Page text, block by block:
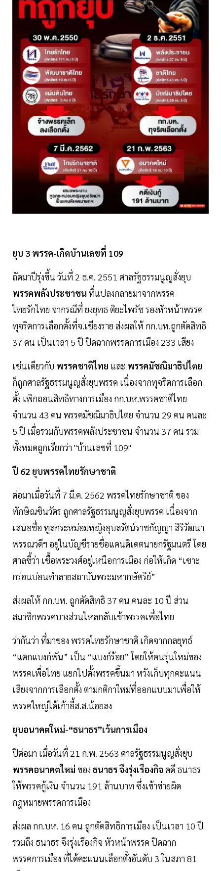
ยุบ 3 พรรค-เกิดบ้านเลขที่ 109
ถัดมาปีรุ่งขึ้น วันที่ 2 ธ.ค. 2551 ศาลรัฐธรรมนูญสั่งยุบ
พรรคพลังประชาชน ที่แปลงกลายมาจากพรรค
ไทยรักไทย จากรณีที่ ยงยุทธ ติยะไพรัช รองหัวหน้าพรรค
ทุจริตการเลือกตั้งที่จ.เชียงราย ส่งผลให้ กก.บห.ถูกตัดสิทธิ
37 คน เป็นเวลา 5 ปี ปิดฉากพรรคการเมือง 233 เสียง
เช่นเดียวกับ พรรคชาติไทย และ พรรคมัชฌิมาธิปไตย
ก็ถูกศาลรัฐธรรมนูญสั่งยุบพรรค เนื่องจากทุจริตการเลือก
ตั้ง เพิกถอนสิทธิทางการเมือง กก.บห.พรรคชาติไทย
จำนวน 43 คน พรรคมัชฌิมาธิปไตย จำนวน 29 คน คนละ
5 ปี เมื่อรวมกับพรรคพลังประชาชน จำนวน 37 คน รวม
ทั้งหมดถูกเรียกว่า "บ้านเลขที่ 109"
ปี 62 ยุบพรรคไทยรักษาชาติ
ต่อมาเมื่อวันที่ 7 มี.ค. 2562 พรรคไทยรักษาชาติ ของ
ทักษิณชินวัตร ถูกศาลรัฐธรรมนูญสั่งยุบพรรค เนื่องจาก
เสนอชื่อ ทูลกระหม่อมหญิงอุบลรัตน์ราชกัญญา สิริวัฒนา
พรรณวดีฯ อยู่ในบัญชีรายชื่อแคนดิเดตนายกรัฐมนตรี โดย
ศาลชี้ว่า เชื้อพระวงศ์อยู่เหนือการเมือง ก่อให้เกิด “เซาะ
กร่อนบ่อนทำลายสถาบันพระมหากษัตริย์”
ส่งผลให้ กก.บห. ถูกตัดสิทธิ 37 คน คนละ 10 ปี ส่วน
สมาชิกพรรคบางส่วนไหลกลับเข้าพรรคเพื่อไทย
ว่ากันว่า ที่มาของ พรรคไทยรักษาชาติ เกิดจากกลยุทธ์
“แตกแบงก์พัน” เป็น “แบงก์ร้อย” โดยให้คนรุ่นใหม่ของ
พรรคเพื่อไทย แยกไปตั้งพรรคขึ้นมา หวังเก็บทุกคะแนน
เสียงจากการเลือกตั้ง ตามกติกาใหม่ที่ออกแบบมาเพื่อให้
พรรคใหญ่ได้เก้าอี้ส.ส.น้อยลง
ยุบอนาคตใหม่-“ธนาธร”เว้นการเมือง
ปีต่อมา เมื่อวันที่ 21 ก.พ. 2563 ศาลรัฐธรรมนูญสั่งยุบ
พรรคอนาคตใหม่ ของ ธนาธร จึงรุ่งเรืองกิจ คดี ธนาธร
ให้พรรคกู้เงิน จำนวน 191 ล้านบาท ซึ่งเข้าข่ายผิด
กฎหมายพรรคการเมือง
ส่งผล กก.บห. 16 คน ถูกตัดสิทธิการเมือง เป็นเวลา 10 ปี
รวมถึง ธนาธร จึงรุ่งเรืองกิจ หัวหน้าพรรค ปิดฉาก
พรรคการเมือง ที่ได้คะแนนเลือกตั้งอันดับ 3 ในสภา 81